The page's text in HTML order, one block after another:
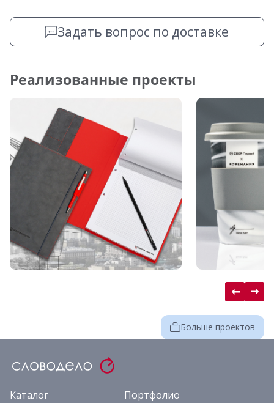
Задать вопрос по доставке
Реализованные проекты
Больше проектов
Каталог
Портфолио